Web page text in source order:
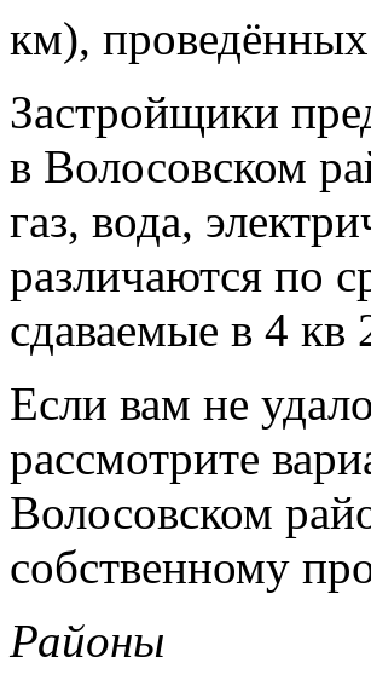
км),
Застройщики
в Волосовском
газ, вода,
различаются по
сдаваемые в 4 кв
Если вам не
рассмотрите
Волосовском
собственному
Районы